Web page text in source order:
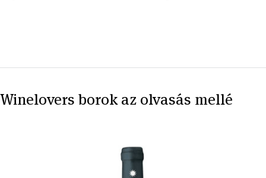
Winelovers borok az olvasás mellé